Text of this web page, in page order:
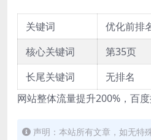
关键词 优化前排
核心关键词
第35页
长尾关键词
无排名
网站整体流量提升200%，百度
声明：本站所有文章，如无特